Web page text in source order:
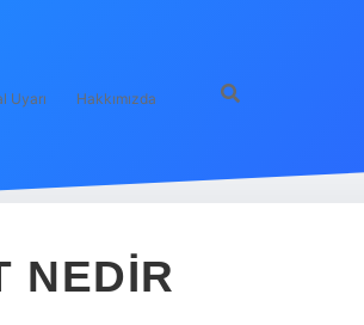
Uyarı Hakkımızda
NEDIR